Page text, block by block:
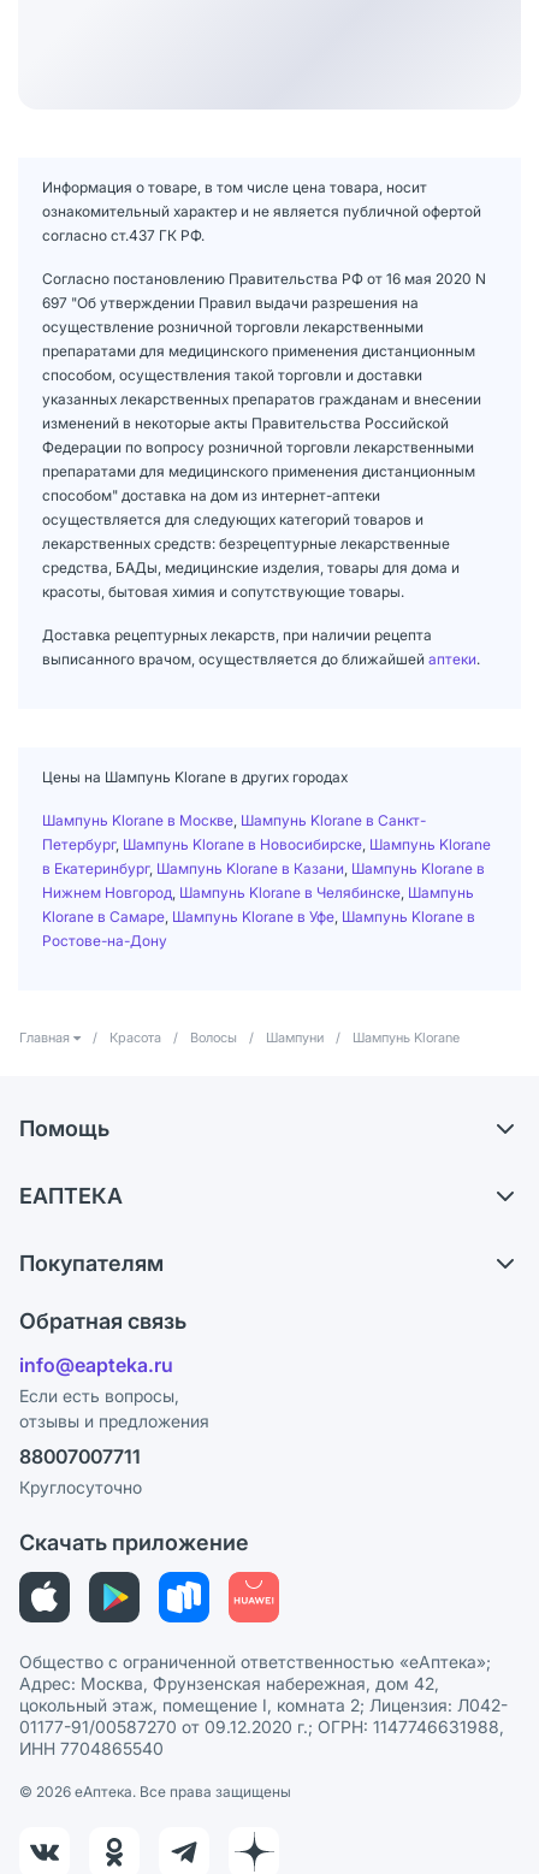
Информация о товаре, в том числе цена товара, носит
ознакомительный характер и не является публичной офертой
согласно ст.437 ГК РФ.
Согласно постановлению Правительства РФ от 16 мая 2020 N
697 "Об утверждении Правил выдачи разрешения на
осуществление розничной торговли лекарственными
препаратами для медицинского применения дистанционным
способом, осуществления такой торговли и доставки
указанных лекарственных препаратов гражданам и внесении
изменений в некоторые акты Правительства Российской
Федерации по вопросу розничной торговли лекарственными
препаратами для медицинского применения дистанционным
способом" доставка на дом из интернет-аптеки
осуществляется для следующих категорий товаров и
лекарственных средств: безрецептурные лекарственные
средства, БАДы, медицинские изделия, товары для дома и
красоты, бытовая химия и сопутствующие товары.
Доставка рецептурных лекарств, при наличии рецепта
выписанного врачом, осуществляется до ближайшей аптеки.
Цены на Шампунь Klorane в других городах
Шампунь Klorane в Москве Шампунь Klorane в Санкт-
Петербург, Шампунь Klorane в Новосибирске Шампунь Klorane
в Екатеринбург, Шампунь Klorane в Казани Шампунь Klorane в
Нижнем Новгород Шампунь Klorane в Челябинске Шампунь
Klorane в Самаре Шампунь Klorane в Уфе Шампунь Klorane в
Ростове-на-Дону
Главная / Красота / Волосы / Шампуни / Шампунь Klorane
Помощь
Самовывоз из аптек
Ответы на вопросы
Блог
ЕАПТЕКА
Карьера
Поставщики
Лицензия
Реклама на сайте
Ваши товары на ЕАПТЕКЕ
Покупателям
Программа СберСпасибо
Политика конфиденциальности
Пользовательское соглашение
Политика рекомендаций
Этика и соответствие
Политика в отношении обработки персональных данных
Обратная связь
info@eapteka.ru
Если есть вопросы,
отзывы и предложения
88007007711
Круглосуточно
Скачать приложение
Общество с ограниченной ответственностью «еАптека»;
Адрес: Москва, Фрунзенская набережная, дом 42,
цокольный этаж, помещение I, комната 2; Лицензия: Л042-
01177-91/00587270 от 09.12.2020 г.; ОГРН: 1147746631988,
ИНН 7704865540
© 2026 eАптека. Все права защищены